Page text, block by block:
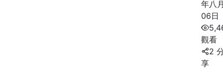
年八
06日
觀看
2
享